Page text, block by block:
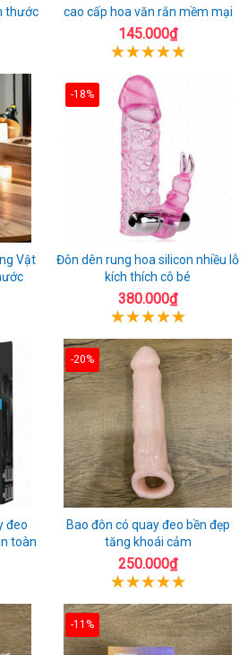
thước
cao cấp hoa văn rắn mềm mại
145.000₫
Vật
-18%
Đôn dên rung hoa silicon nhiều lỗ
kích thích cô bé
380.000₫
đeo
toàn
-20%
Bao đôn có quay đeo bền đẹp
tăng khoái cảm
250.000₫
-11%